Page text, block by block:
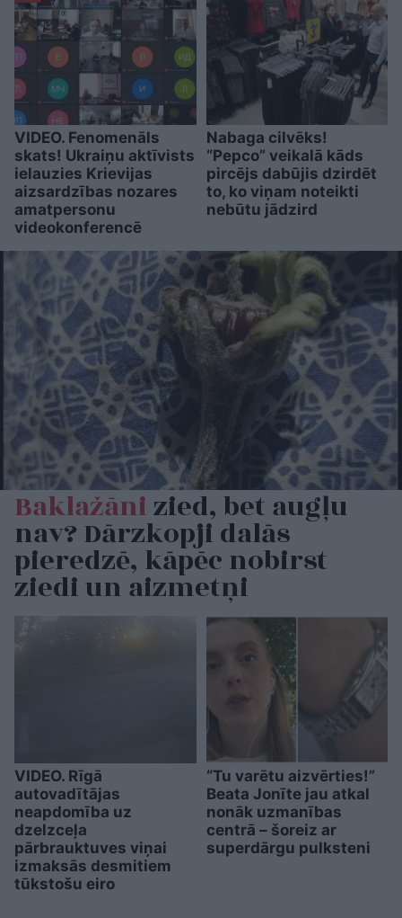
VIDEO. Fenomenāls
skats! Ukraiņu aktīvists
ielauzies Krievijas
aizsardzības nozares
amatpersonu
videokonferencē
Nabaga cilvēks!
“Pepco” veikalā kāds
pircējs dabūjis dzirdēt
to, ko viņam noteikti
nebūtu jādzird
Baklažānizied, bet augļu
nav? Dārzkopji dalās
pieredzē, kāpēc nobirst
ziedi un aizmetņi
VIDEO. Rīgā
autovadītājas
neapdomība uz
dzelzceļa
pārbrauktuves viņai
izmaksās desmitiem
tūkstošu eiro
“Tu varētu aizvērties!”
Beata Jonīte jau atkal
nonāk uzmanības
centrā – šoreiz ar
superdārgu pulksteni